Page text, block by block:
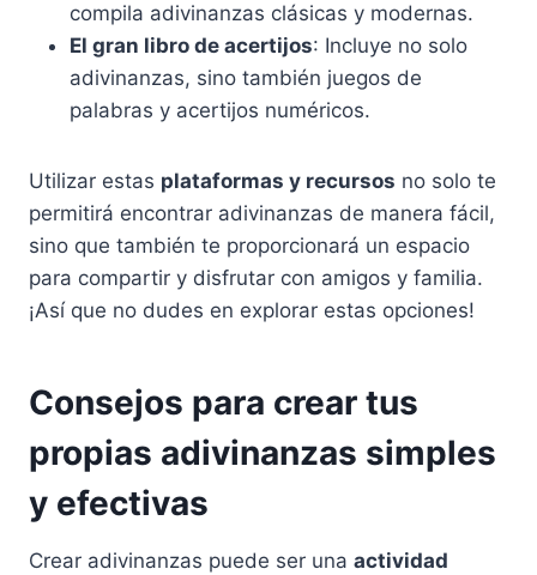
compila adivinanzas clásicas y modernas.
El gran libro de acertijos: Incluye no solo
adivinanzas, sino también juegos de
palabras y acertijos numéricos.
Utilizar estas plataformas y recursos no solo te
permitirá encontrar adivinanzas de manera fácil,
sino que también te proporcionará un espacio
para compartir y disfrutar con amigos y familia.
¡Así que no dudes en explorar estas opciones!
Consejos para crear tus
propias adivinanzas simples
y efectivas
Crear adivinanzas puede ser una actividad